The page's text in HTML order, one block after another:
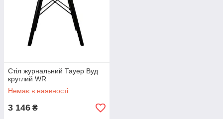
Стіл журнальний Тауер Вуд
круглий WR
Немає в наявності
3 146 ₴